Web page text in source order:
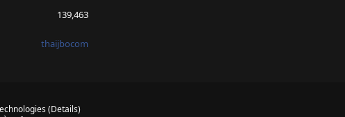
139,463
thaijbocom
(Details)